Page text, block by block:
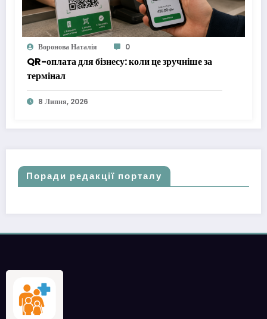
Воронова Наталія 0
QR-оплата для бізнесу: коли це зручніше за
термінал
8 Липня, 2026
Поради редакції порталу